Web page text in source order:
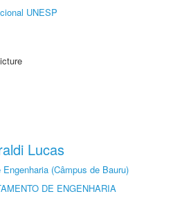
UNESP
Lucas
Engenharia (Câmpus de Bauru)
DE ENGENHARIA